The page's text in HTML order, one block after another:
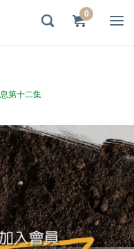
0
第十二集